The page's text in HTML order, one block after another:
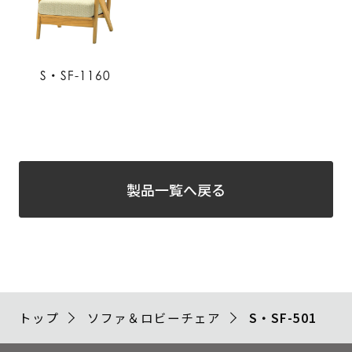
S・SF-1160
製品一覧へ戻る
トップ ソファ＆ロビーチェア S・SF-501